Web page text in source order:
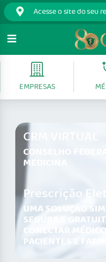
EMPRESAS
CRM VIRTUAL
CONSELHO
MEDICINA
Prescrição
UMA SOLUÇÃO
SEGURA E
CONECTAR
PACIENTES E